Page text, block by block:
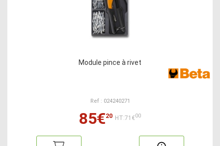
Module pince à rivet
Ref : 024240271
85€20 HT:71€00